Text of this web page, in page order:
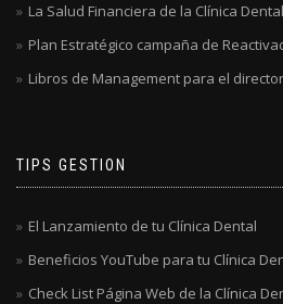
La Salud Financiera de la Clínica Dental
Plan Estratégico campaña de
Libros de Management para el
TIPS GESTION
El Lanzamiento de tu Clínica Dental
Beneficios YouTube para tu Clínica
Check List Página Web de la Clínica